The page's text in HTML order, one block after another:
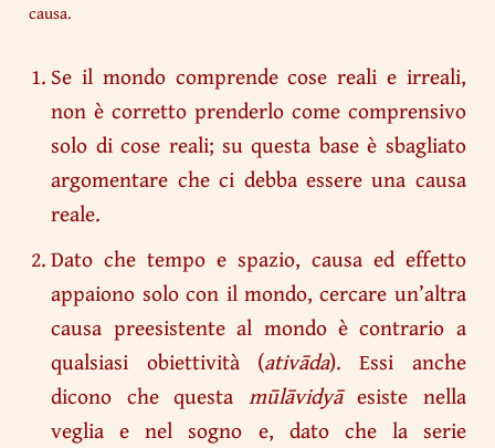
causa.
Se il mondo comprende cose reali e irreali,
non è corretto prenderlo come comprensivo
solo di cose reali; su questa base è sbagliato
argomentare che ci debba essere una causa
reale.
Dato che tempo e spazio, causa ed effetto
appaiono solo con il mondo, cercare un’altra
causa preesistente al mondo è contrario a
qualsiasi obiettività (ativāda). Essi anche
dicono che questa mūlāvidyāesiste nella
veglia e nel sogno e, dato che la serie